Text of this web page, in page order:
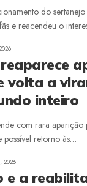
do
e reacendeu o
volta a
inteiro
com rara aparição
possível retorno às…
2026
e a